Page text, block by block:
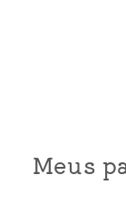
Meus